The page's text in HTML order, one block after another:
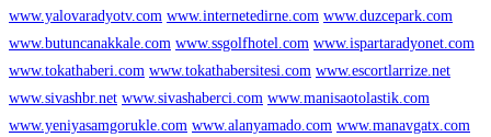
www.yalovaradyotv.com www.internetedirne.com www.duzcepark.com
www.butuncanakkale.com www.ssgolfhotel.com www.ispartaradyonet.com
www.tokathaberi.com www.tokathabersitesi.com www.escortlarrize.net
www.sivashbr.net www.sivashaberci.com www.manisaotolastik.com
www.yeniyasamgorukle.com www.alanyamado.com www.manavgatx.com